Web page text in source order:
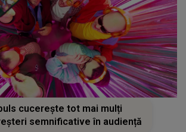
cucerește tot mai mulți
semnificative în audiență